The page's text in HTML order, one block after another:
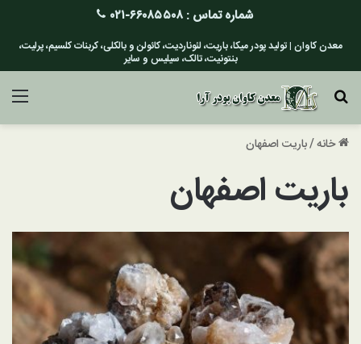
شماره تماس :۶۶۰۸۵۵۰۸-۰۲۱
معدن کاوان | تولید پودر میکا، باریت، لئوناردیت، کائولن و بالکلی، کربنات کلسیم، پرلیت،
بنتونیت، تالک، سیلیس و سایر
جستجو برای
خانه/باریت اصفهان
باریت اصفهان